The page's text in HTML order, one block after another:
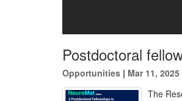
Postdoctoral
Opportunities | Mar 11, 2025
The